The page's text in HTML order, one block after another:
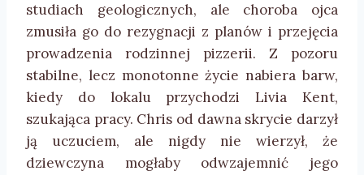
studiach geologicznych, ale choroba ojca
zmusiła go do rezygnacji z planów i przejęcia
prowadzenia rodzinnej pizzerii. Z pozoru
stabilne, lecz monotonne życie nabiera barw,
kiedy do lokalu przychodzi Livia Kent,
szukająca pracy. Chris od dawna skrycie darzył
ją uczuciem, ale nigdy nie wierzył, że
dziewczyna mogłaby odwzajemnić jego